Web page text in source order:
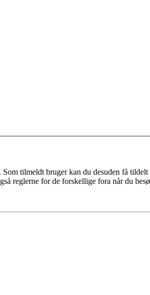
tilmeldt bruger kan du desuden få
reglerne for de forskellige fora når du